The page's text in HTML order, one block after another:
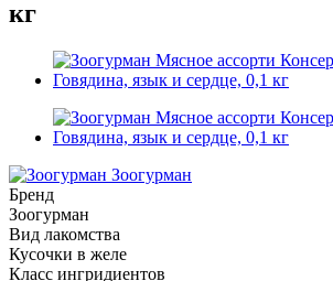
кг
Зоогурман
Бренд
Зоогурман
Вид лакомства
Кусочки в желе
Класс ингридиентов